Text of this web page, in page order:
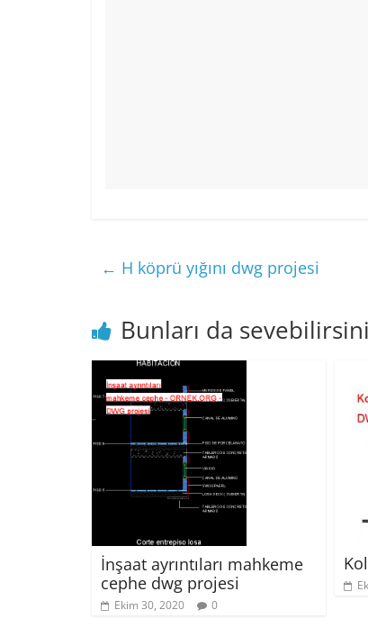
← H köprü yığını dwg projesi
Bunları da
İnşaat ayrıntıları mahkeme
cephe dwg projesi
Ekim 30, 2020 0